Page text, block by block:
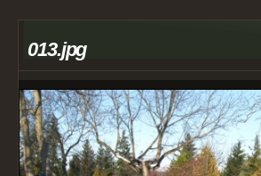
013.jpg